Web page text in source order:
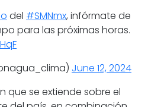
del #SMNmx, infórmate de
para las próximas horas.
June 12, 2024
que se extiende sobre el